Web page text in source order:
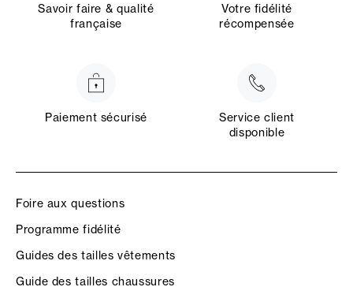
Savoir faire & qualité
française
Votre fidélité
récompensée
Paiement sécurisé
Service client
disponible
Foire aux questions
Programme fidélité
Guides des tailles vêtements
Guide des tailles chaussures